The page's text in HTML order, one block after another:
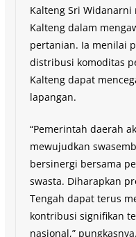
Kalteng Sri
Kalteng dalam
pertanian. Ia menilai
distribusi komoditas
Kalteng dapat
lapangan.
“Pemerintah daerah
mewujudkan
bersinergi bersama
swasta. Diharapkan
Tengah dapat terus
kontribusi signifikan
nasional,”